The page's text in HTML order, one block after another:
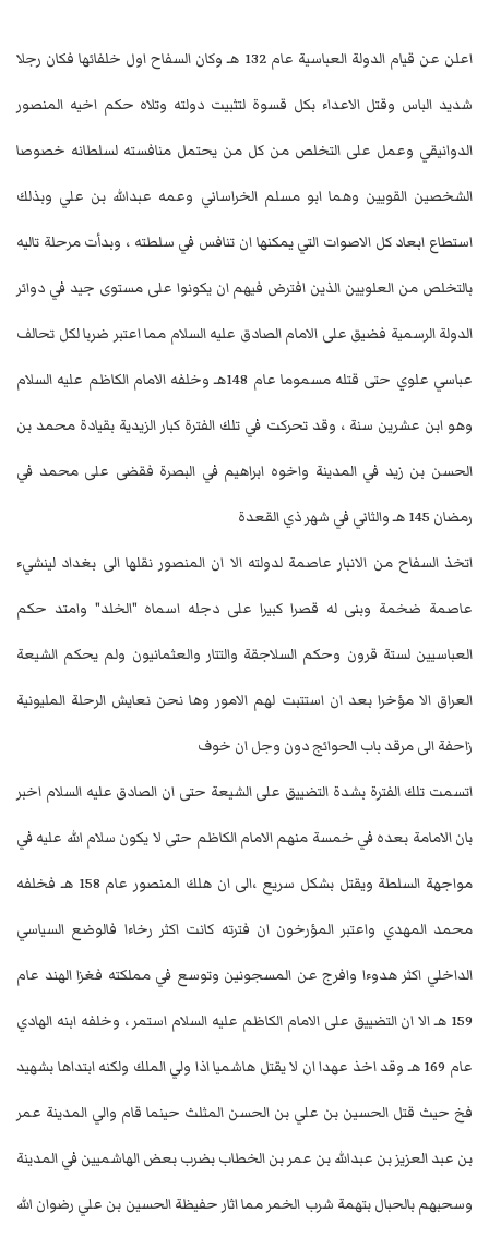
اعلن عن قيام الدولة العباسية عام 132 هـ وكان السفاح اول خلفائها فكان رجلا
شديد الباس وقتل الاعداء بكل قسوة لتثبيت دولته وتلاه حكم اخيه المنصور
الدوانيقي وعمل على التخلص من كل من يحتمل منافسته لسلطانه خصوصا
الشخصين القويين وهما ابو مسلم الخراساني وعمه عبدالله بن علي وبذلك
استطاع ابعاد كل الاصوات التي يمكنها ان تنافس في سلطته ، وبدأت مرحلة تاليه
بالتخلص من العلويين الذين افترض فيهم ان يكونوا على مستوى جيد في دوائر
الدولة الرسمية فضيق على الامام الصادق عليه السلام مما اعتبر ضربا لكل تحالف
عباسي علوي حتى قتله مسموما عام 148هـ وخلفه الامام الكاظم عليه السلام
وهو ابن عشرين سنة ، وقد تحركت في تلك الفترة كبار الزيدية بقيادة محمد بن
الحسن بن زيد في المدينة واخوه ابراهيم في البصرة فقضى على محمد في
رمضان 145 هـ والثاني في شهر ذي القعدة
اتخذ السفاح من الانبار عاصمة لدولته الا ان المنصور نقلها الى بغداد لينشيء
عاصمة ضخمة وبنى له قصرا كبيرا على دجله اسماه "الخلد" وامتد حكم
العباسيين لستة قرون وحكم السلاجقة والتتار والعثمانيون ولم يحكم الشيعة
العراق الا مؤخرا بعد ان استتبت لهم الامور وها نحن نعايش الرحلة المليونية
زاحفة الى مرقد باب الحوائج دون وجل ان خوف
اتسمت تلك الفترة بشدة التضييق على الشيعة حتى ان الصادق عليه السلام اخبر
بان الامامة بعده في خمسة منهم الامام الكاظم حتى لا يكون سلام الله عليه في
مواجهة السلطة ويقتل بشكل سريع ،الى ان هلك المنصور عام 158 هـ فخلفه
محمد المهدي واعتبر المؤرخون ان فترته كانت اكثر رخاءا فالوضع السياسي
الداخلي اكثر هدوءا وافرج عن المسجونين وتوسع في مملكته فغزا الهند عام
159 هـ الا ان التضييق على الامام الكاظم عليه السلام استمر ، وخلفه ابنه الهادي
عام 169 هـ وقد اخذ عهدا ان لا يقتل هاشميا اذا ولي الملك ولكنه ابتداها بشهيد
فخ حيث قتل الحسين بن علي بن الحسن المثلث حينما قام والي المدينة عمر
بن عبد العزيز بن عبدالله بن عمر بن الخطاب بضرب بعض الهاشميين في المدينة
وسحبهم بالحبال بتهمة شرب الخمر مما اثار حفيظة الحسين بن علي رضوان الله